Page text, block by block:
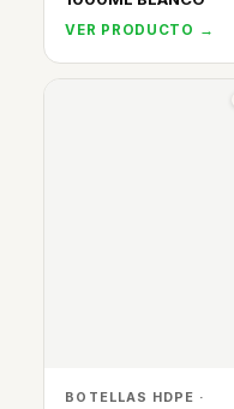
VER PRODUCTO →
BOTELLAS HDPE ·